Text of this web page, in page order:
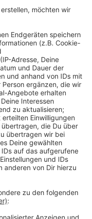
RB 35 und RE 42.
gesamten Zeitraum
entfällt zum Beispiel
auf der Strecke
sollten sich
informieren.